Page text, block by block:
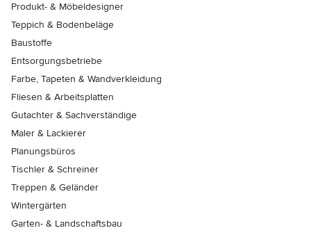
Produkt- & Möbeldesigner
Teppich & Bodenbeläge
Baustoffe
Entsorgungsbetriebe
Farbe, Tapeten & Wandverkleidung
Fliesen & Arbeitsplatten
Gutachter & Sachverständige
Maler & Lackierer
Planungsbüros
Tischler & Schreiner
Treppen & Geländer
Wintergärten
Garten- & Landschaftsbau